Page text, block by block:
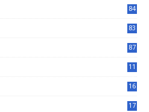
84
83
87
11
16
17